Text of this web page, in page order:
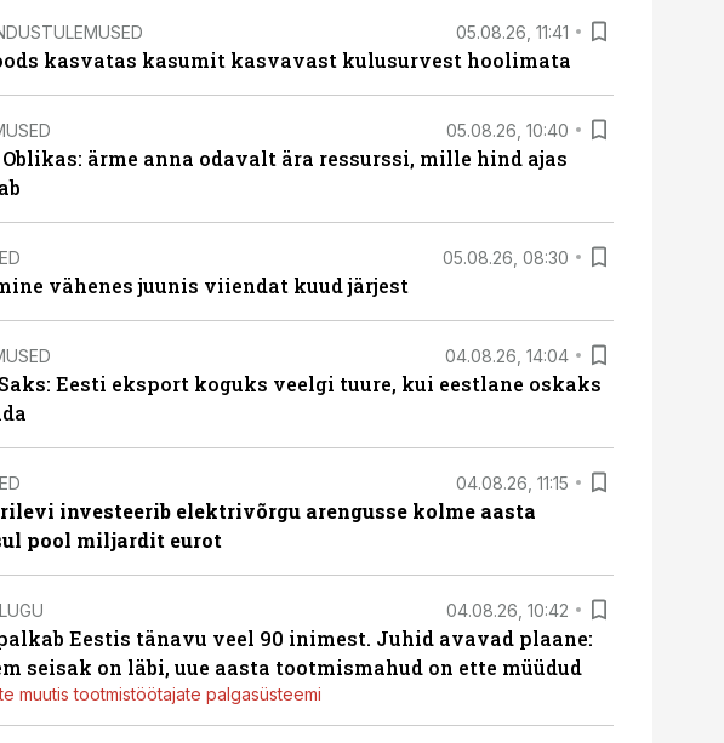
05.08.26, 11:41
kasvatas kasumit kasvavast kulusurvest hoolimata
05.08.26, 10:40
ärme anna odavalt ära ressurssi, mille hind ajas
05.08.26, 08:30
vähenes juunis viiendat kuud järjest
04.08.26, 14:04
Eesti eksport koguks veelgi tuure, kui eestlane oskaks
04.08.26, 11:15
investeerib elektrivõrgu arengusse kolme aasta
pool miljardit eurot
04.08.26, 10:42
Eestis tänavu veel 90 inimest. Juhid avavad plaane:
seisak on läbi, uue aasta tootmismahud on ette müüdud
muutis tootmistöötajate palgasüsteemi